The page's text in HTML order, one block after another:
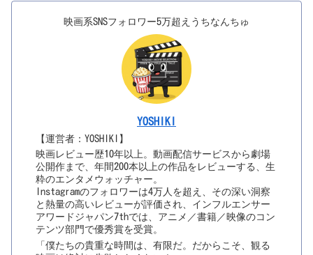
映画系SNSフォロワー5万超えうちなんちゅ
YOSHIKI
【運営者：YOSHIKI】
映画レビュー歴10年以上。動画配信サービスから劇場
公開作まで、年間200本以上の作品をレビューする、生
粋のエンタメウォッチャー。
Instagramのフォロワーは4万人を超え、その深い洞察
と熱量の高いレビューが評価され、インフルエンサー
アワードジャパン7thでは、アニメ／書籍／映像のコン
テンツ部門で優秀賞を受賞。
「僕たちの貴重な時間は、有限だ。だからこそ、観る